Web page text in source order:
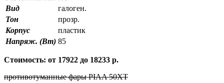
Вид
галоген.
Тон
прозр.
Корпус
пластик
Напряж. (Вт) 85
Стоимость: от 17922 до 18233 р.
противотуманные фары PIAA 50XT